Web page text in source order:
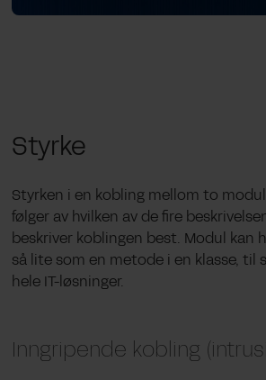
Styrke
Styrken i en kobling mellom to
følger av hvilken av de fire
beskriver koblingen best. Modul kan
så lite som en metode i en klasse, til
hele IT-løsninger.
Inngripende kobling